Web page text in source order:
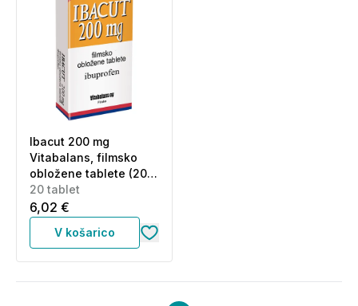
Ibacut 200 mg
Vitabalans, filmsko
obložene tablete (20
tablet)
20 tablet
6,02 €
V košarico